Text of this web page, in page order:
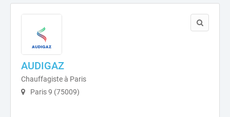
AUDIGAZ
Chauffagiste à Paris
Paris 9 (75009)